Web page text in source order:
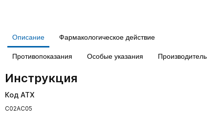
Описание Фармакологическое действие
Противопоказания Особые указания Производитель
Инструкция
Код АТХ
C02AC05